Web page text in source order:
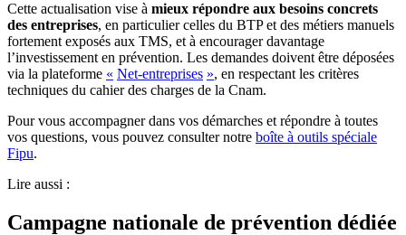
Cette actualisation vise à mieux répondre aux besoins concrets
des entreprises, en particulier celles du BTP et des métiers manuels
fortement exposés aux TMS, et à encourager davantage
l’investissement en prévention. Les demandes doivent être déposées
via la plateforme « Net-entreprises », en respectant les critères
techniques du cahier des charges de la Cnam.
Pour vous accompagner dans vos démarches et répondre à toutes
vos questions, vous pouvez consulter notre boîte à outils spéciale
Fipu.
Lire aussi :
Campagne nationale de prévention dédiée